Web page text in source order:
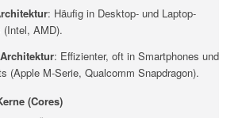
: Häufig in Desktop- und Laptop-
(Intel, AMD).
: Effizienter, oft in Smartphones und
(Apple M-Serie, Qualcomm Snapdragon).
(Cores)